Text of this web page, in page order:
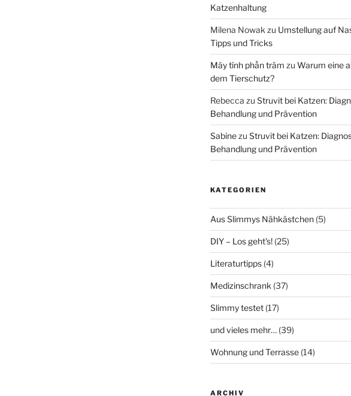
Katzenhaltung
Milena Nowak zu Umstellung auf
Tipps und Tricks
Máy tính phần trăm zu Warum eine
dem Tierschutz?
Rebecca zu Struvit bei Katzen:
Behandlung und Prävention
Sabinezu Struvit bei Katzen:
Behandlung und Prävention
KATEGORIEN
Aus Slimmys Nähkästchen(5)
DIY – Los geht's!(25)
Literaturtipps(4)
Medizinschrank (37)
Slimmy testet(17)
und vieles mehr…(39)
Wohnung und Terrasse(14)
ARCHIV